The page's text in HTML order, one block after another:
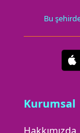
Bu
Kurumsal